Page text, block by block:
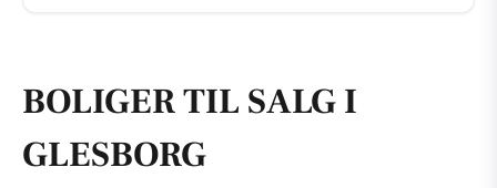
BOLIGER TIL SALG I
GLESBORG